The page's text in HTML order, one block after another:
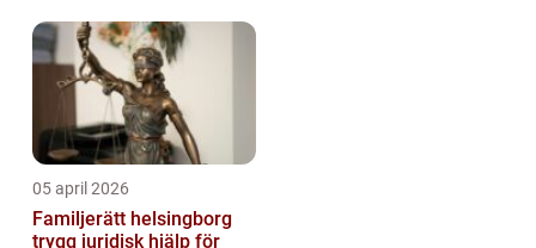
05 april 2026
Familjerätt helsingborg
trygg juridisk hjälp för